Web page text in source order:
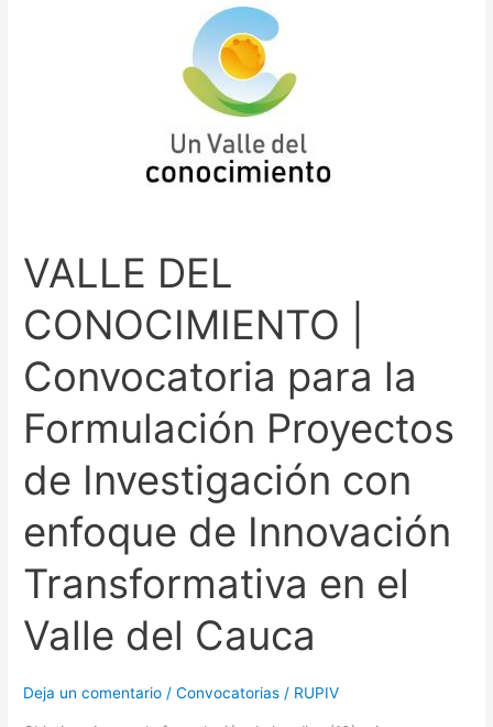
VALLE DEL
CONOCIMIENTO |
Convocatoria para la
Formulación Proyectos
de Investigación con
enfoque de Innovación
Transformativa en el
Valle del Cauca
Deja un comentario /Convocatorias / RUPIV
con
de
Transformativa
en
Valle
del
Cauca